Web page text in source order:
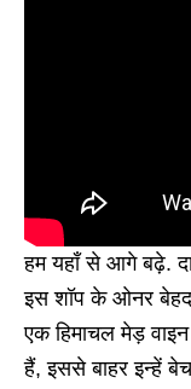
हम यहाँ से आगे बढ़े.
इस शॉप के ओनर
एक हिमाचल मेड़ वाइन
हैं, इससे बाहर इन्हें